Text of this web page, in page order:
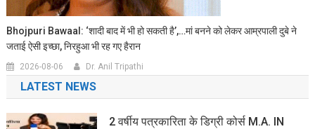
Bhojpuri Bawaal: ‘शादी बाद में भी हो सकती है’,…मां बनने को लेकर आम्रपाली दुबे ने
जताई ऐसी इच्छा, निरहुआ भी रह गए हैरान
2026-08-06 Dr. Anil Tripathi
LATEST NEWS
2 वर्षीय पत्रकारिता के डिग्री कोर्स M.A. IN